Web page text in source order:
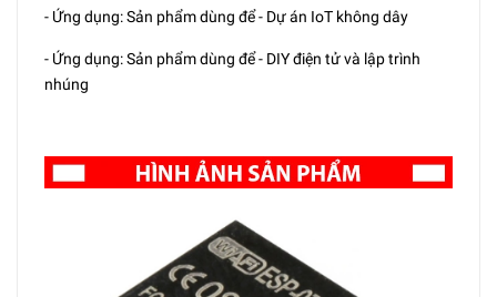
- Ứng dụng: Sản phẩm dùng để - Dự án IoT không dây
- Ứng dụng: Sản phẩm dùng để - DIY điện tử và lập trình
nhúng